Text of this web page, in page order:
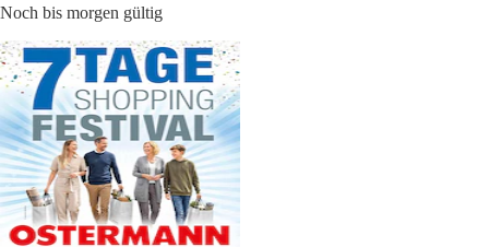
Noch bis morgen gültig